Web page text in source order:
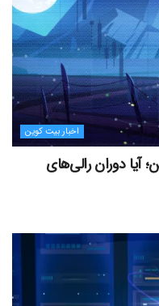
اخبار بیت کوین
آیا دوران رالی‌های